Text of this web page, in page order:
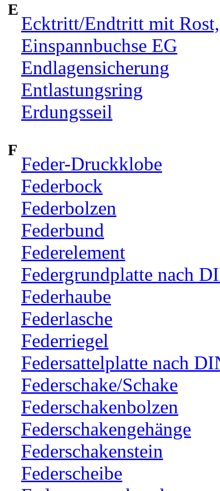
E
Ecktritt/Endtritt mit
Einspannbuchse EG
Endlagensicherung
Entlastungsring
Erdungsseil
F
Feder-Druckklobe
Federbock
Federbolzen
Federbund
Federelement
Federgrundplatte nach
Federhaube
Federlasche
Federriegel
Federsattelplatte nach
Federschake/Schake
Federschakenbolzen
Federschakengehänge
Federschakenstein
Federscheibe